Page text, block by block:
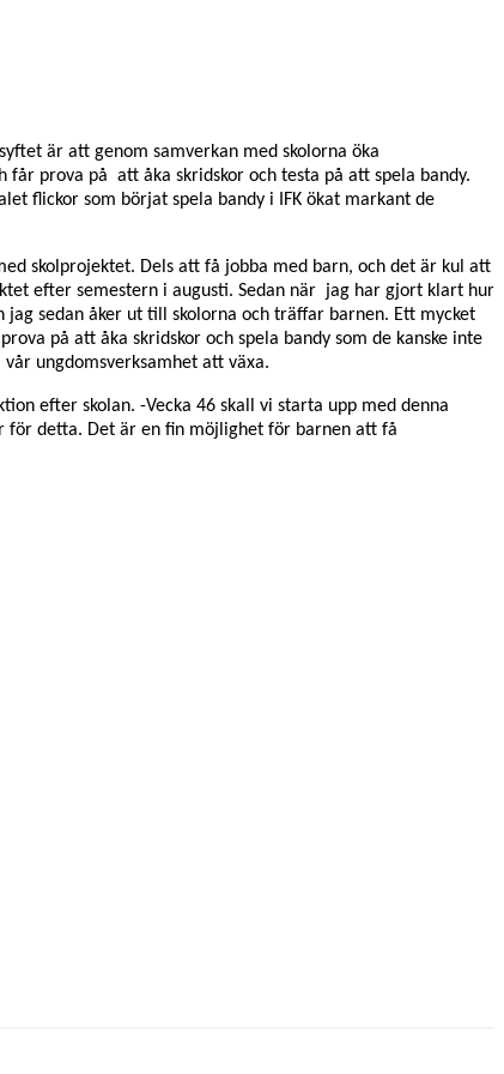
är att genom samverkan med skolorna öka
prova på att åka skridskor och testa på att spela bandy.
flickor som börjat spela bandy i IFK ökat markant de
skolprojektet. Dels att få jobba med barn, och det är kul att
efter semestern i augusti. Sedan när jag har gjort klart hur
sedan åker ut till skolorna och träffar barnen. Ett mycket
på att åka skridskor och spela bandy som de kanske inte
ungdomsverksamhet att växa.
efter skolan. -Vecka 46 skall vi starta upp med denna
för detta. Det är en fin möjlighet för barnen att få